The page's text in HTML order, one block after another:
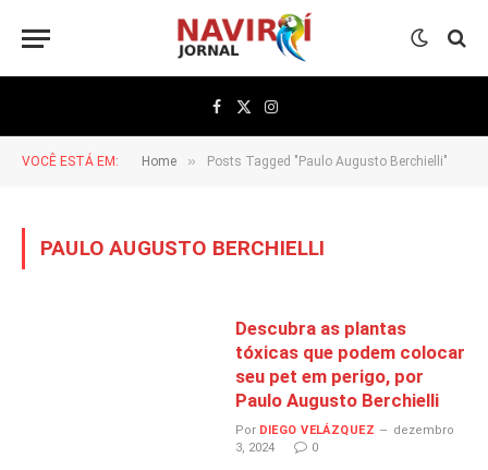
Facebook
X
(Twitter)
Instagram
VOCÊ ESTÁ EM: Home » Posts Tagged "Paulo Augusto Berchielli"
PAULO AUGUSTO BERCHIELLI
Descubra as plantas
tóxicas que podem colocar
seu pet em perigo, por
Paulo Augusto Berchielli
Por DIEGO VELÁZQUEZ
dezembro
3, 2024
0